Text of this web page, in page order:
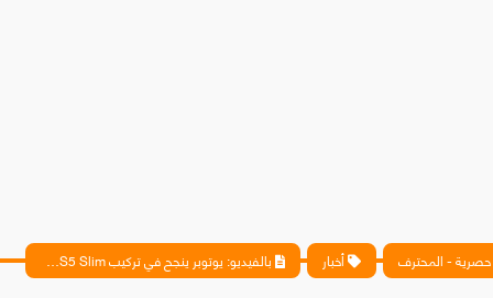
- المحترف أخبار بالفيديو: يوتوبر ينجح في تركيب PS5 Slim الخاص به بسماكة أقل من بوصة واحدة